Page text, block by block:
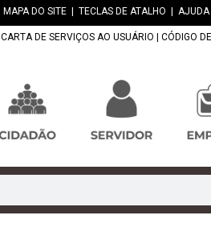
MAPA DO SITE TECLAS DE ATALHO AJUDA
CARTA DE SERVIÇOS AO USUÁRIO CÓDIGO